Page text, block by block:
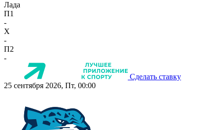
Лада
П1
-
X
-
П2
-
Сделать ставку
25 сентября 2026, Пт, 00:00